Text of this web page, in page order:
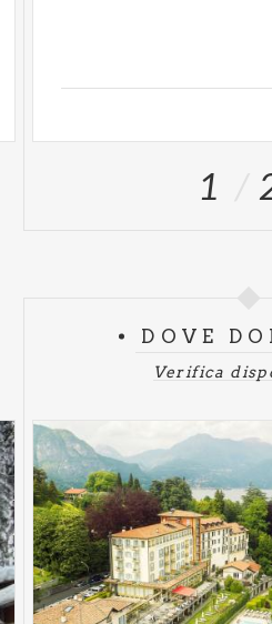
1
DOVE
Verifica